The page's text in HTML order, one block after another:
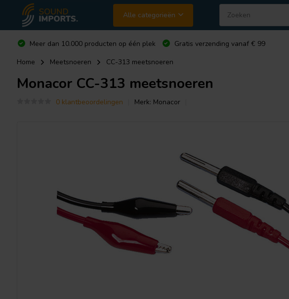
Alle categorieën
Meer dan 10.000 producten op één plek
Gratis verzending vanaf € 99
Home
Meetsnoeren CC-313 meetsnoeren
MonacorCC-313 meetsnoeren
0 klantbeoordelingen Merk: Monacor